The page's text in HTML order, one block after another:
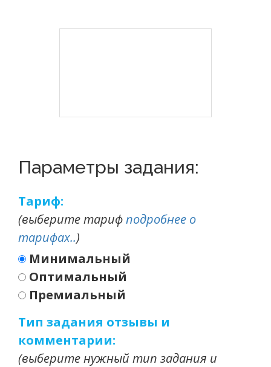
Параметры задания:
Тариф:
(выберите тарифподробнее о
тарифах..)
Минимальный
Оптимальный
Премиальный
Тип задания отзывы и
комментарии:
(выберите нужный тип задания и